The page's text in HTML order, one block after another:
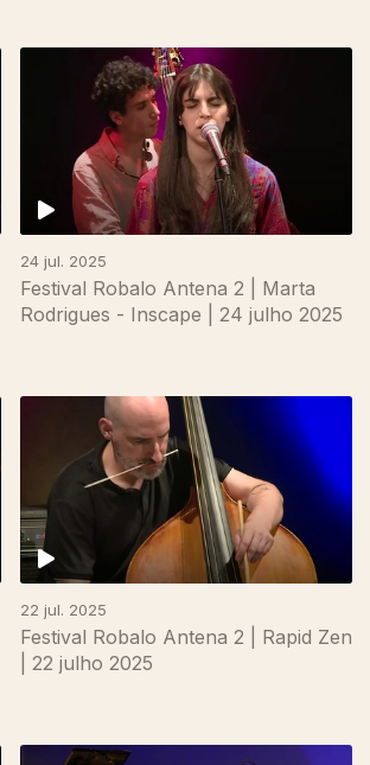
24 jul. 2025
Festival Robalo Antena 2 | Marta
Rodrigues - Inscape | 24 julho 2025
22 jul. 2025
Festival Robalo Antena 2 | Rapid Zen
| 22 julho 2025